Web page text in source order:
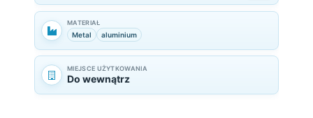
MATERIAŁ
Metal aluminium
MIEJSCE UŻYTKOWANIA
Do wewnątrz